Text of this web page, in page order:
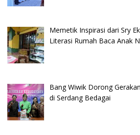
Memetik Inspirasi dari Sry
Literasi Rumah Baca Anak
Bang Wiwik Dorong
di Serdang Bedagai